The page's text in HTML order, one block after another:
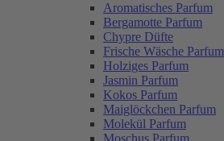
Aromatisches Parfum
Bergamotte Parfum
Chypre Düfte
Frische Wäsche Parfum
Holziges Parfum
Jasmin Parfum
Kokos Parfum
Maiglöckchen Parfum
Molekül Parfum
Moschus Parfum